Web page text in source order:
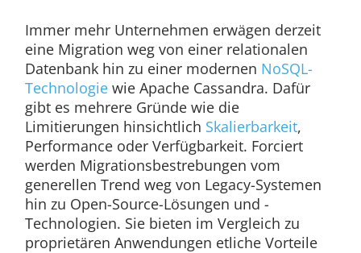
Immer mehr Unternehmen erwägen derzeit
eine Migration weg von einer relationalen
Datenbank hin zu einer modernen NoSQL-
Technologiewie Apache Cassandra. Dafür
gibt es mehrere Gründe wie die
Limitierungen hinsichtlich Skalierbarkeit,
Performance oder Verfügbarkeit. Forciert
werden Migrationsbestrebungen vom
generellen Trend weg von Legacy-Systemen
hin zu Open-Source-Lösungen und -
Technologien. Sie bieten im Vergleich zu
proprietären Anwendungen etliche Vorteile